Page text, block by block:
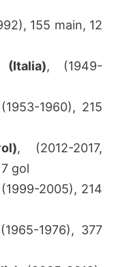
155 main, 12
(Italia), (1949-
1960), 215
, (2012-2017,
gol
2005), 214
1976), 377